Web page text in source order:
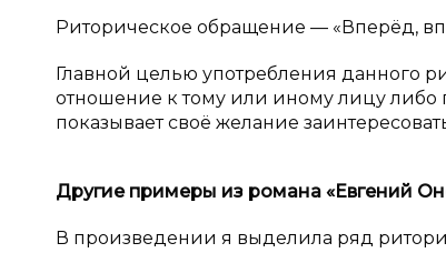
Риторическое обращение — «Вперёд,
Главной целью употребления данного
отношение к тому или иному лицу либо
показывает своё желание
Другие примеры из романа «Евгений
В произведении я выделила ряд